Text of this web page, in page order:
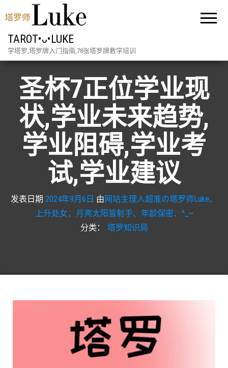
TAROT•ᴗ•LUKE
学塔罗,塔罗牌入门指南,78张塔罗牌教学培训
圣杯7正位学业现
状,学业未来趋势,
学业阻碍,学业考
试,学业建议
发表日期 2024年9月6日 由网站主理人超准の塔罗师Luke、
上升处女，月亮太阳皆射手、年龄保密、^_~
分类：
塔罗知识局